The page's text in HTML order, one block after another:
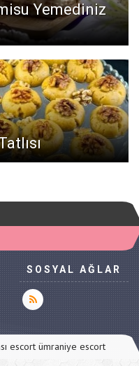
Yemediniz
SOSYAL AĞLAR
escort ümraniye escort